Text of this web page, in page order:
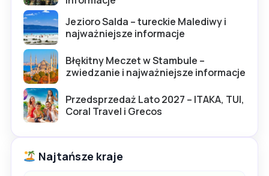
Jezioro Salda – tureckie Malediwy i
najważniejsze informacje
Błękitny Meczet w Stambule –
zwiedzanie i najważniejsze informacje
Przedsprzedaż Lato 2027 – ITAKA, TUI,
Coral Travel i Grecos
Najtańsze kraje